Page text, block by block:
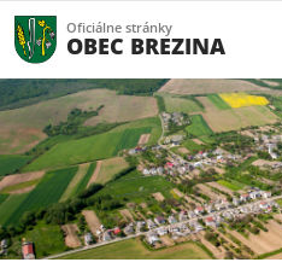
Oficiálne stránky
OBEC BREZINA